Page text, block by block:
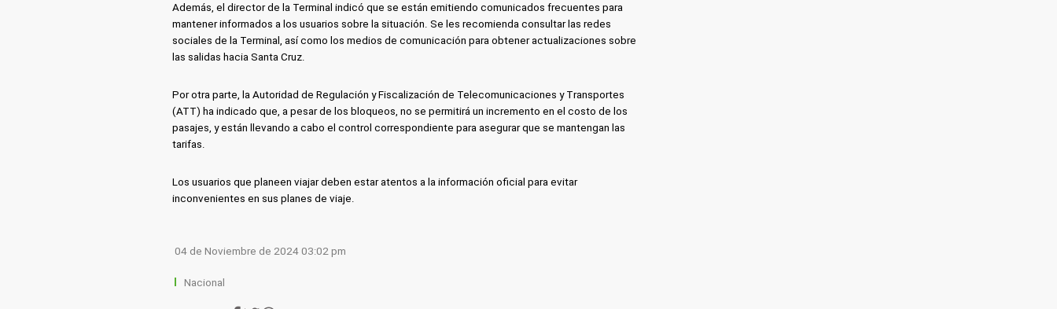
Además, el director de la Terminal indicó que se están emitiendo comunicados frecuentes para
mantener informados a los usuarios sobre la situación. Se les recomienda consultar las redes
sociales de la Terminal, así como los medios de comunicación para obtener actualizaciones sobre
las salidas hacia Santa Cruz.
Por otra parte, la Autoridad de Regulación y Fiscalización de Telecomunicaciones y Transportes
(ATT) ha indicado que, a pesar de los bloqueos, no se permitirá un incremento en el costo de los
pasajes, y están llevando a cabo el control correspondiente para asegurar que se mantengan las
tarifas.
Los usuarios que planeen viajar deben estar atentos a la información oficial para evitar
inconvenientes en sus planes de viaje.
04 de Noviembre de 2024 03:02 pm
Nacional